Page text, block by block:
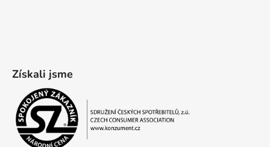
Získali jsme